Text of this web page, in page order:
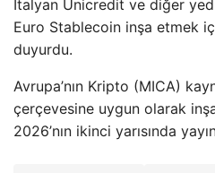
İtalyan Unicredit ve diğer
Euro Stablecoin inşa etmek
duyurdu.
Avrupa’nın Kripto (MICA)
çerçevesine uygun olarak
2026’nın ikinci yarısında